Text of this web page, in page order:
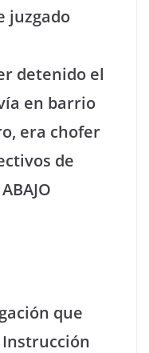
juzgado
detenido el
en barrio
era chofer
de
que